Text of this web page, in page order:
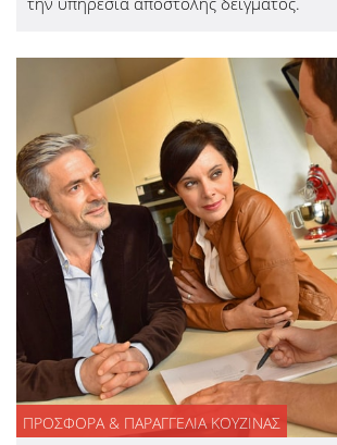
ΠΡΟΣΦΟΡΑ & ΠΑΡΑΓΓΕΛΙΑ ΚΟΥΖΙΝΑΣ